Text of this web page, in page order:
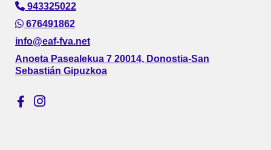
943325022
676491862
info@eaf-fva.net
Anoeta Pasealekua 7 20014, Donostia-San
Sebastián Gipuzkoa